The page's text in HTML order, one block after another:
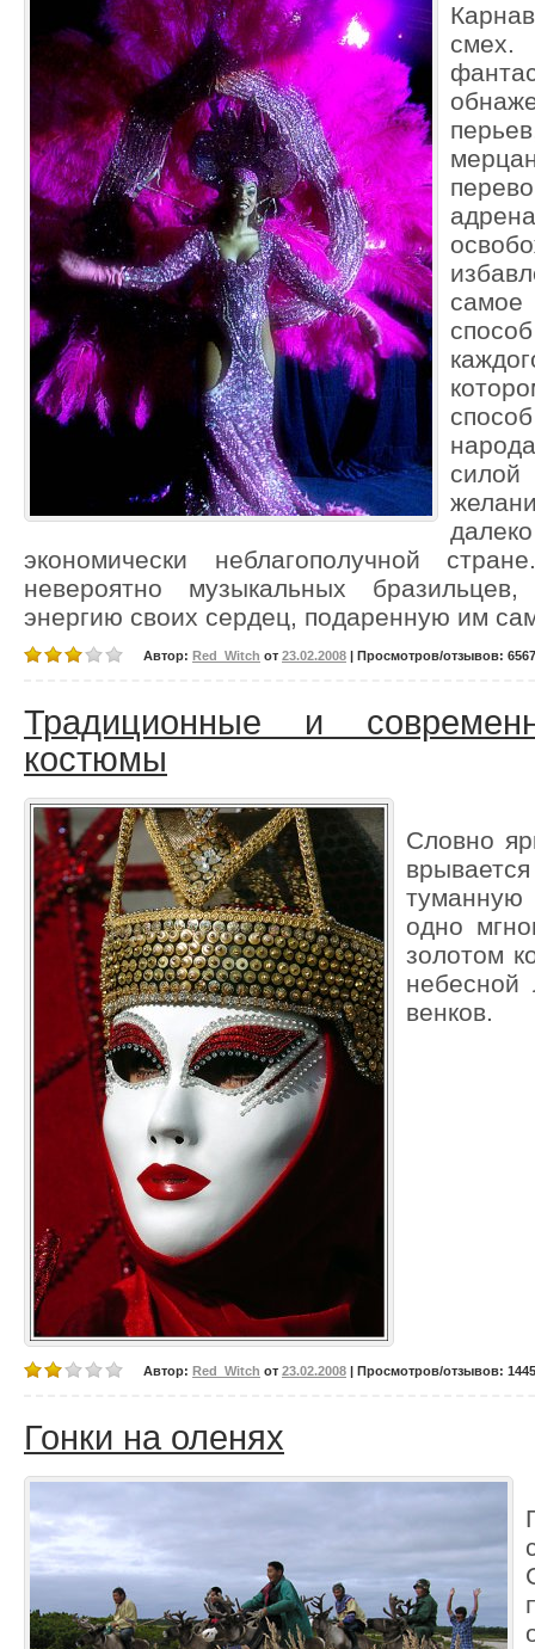
экономически неблагополучной
невероятно музыкальных
энергию своих сердец, подаренную им
Автор: Red_Witch от 23.02.2008 | Просмотров/отзывов:
Традиционные и
костюмы
Словно
одно
золотом
небесной
венков.
Автор: Red_Witch от 23.02.2008 | Просмотров/отзывов:
Гонки на оленях